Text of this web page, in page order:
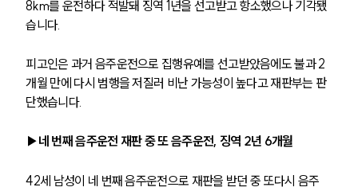
8km를 운전하다 적발돼 징역 1년을 선고받고 항소했으나 기각됐
습니다.
피고인은 과거 음주운전으로 집행유예를 선고받았음에도 불과 2
개월 만에 다시 범행을 저질러 비난 가능성이 높다고 재판부는 판
단했습니다.
▶네 번째 음주운전 재판 중 또 음주운전, 징역 2년 6개월
42세 남성이 네 번째 음주운전으로 재판을 받던 중 또다시 음주